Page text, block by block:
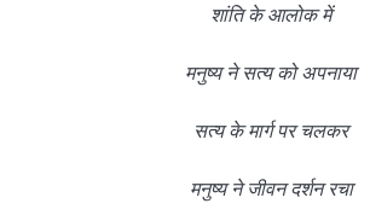
शांति के आलोक में
मनुष्य ने सत्य को अपनाया
सत्य के मार्ग पर चलकर
मनुष्य ने जीवन दर्शन रचा